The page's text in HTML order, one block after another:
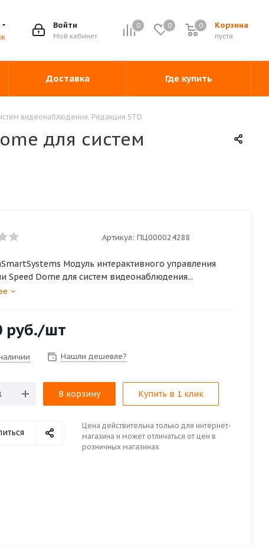
0 0 Корзина
0
пуста
0
Войти
Мой кабинет
Доставка Где купить
видеонаблюдения. Редакция STD
для систем
Артикул: ПЦ000024288
Модуль интерактивного управления
Speed Dome для систем видеонаблюдения...
руб./шт
Нашли дешевле?
В корзину Купить в 1 клик
Цена действительна только для интернет-
магазина и может отличаться от цен в
розничных магазинах